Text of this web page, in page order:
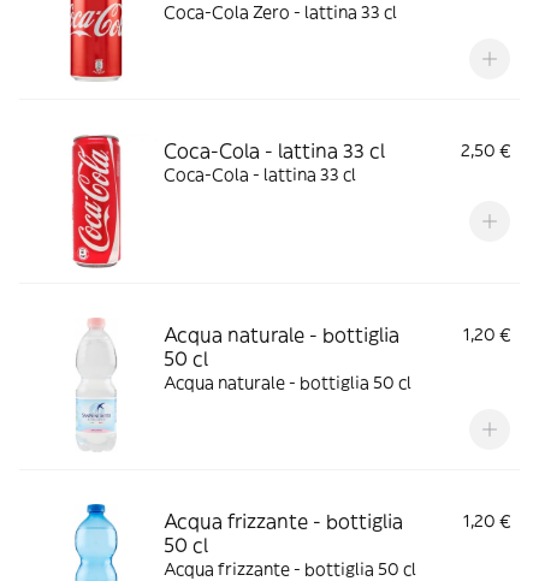
Coca-Cola Zero - lattina 33 cl
Coca-Cola - lattina 33 cl
2,50 €
Coca-Cola - lattina 33 cl
Acqua naturale - bottiglia
50 cl
1,20 €
Acqua naturale - bottiglia 50 cl
Acqua frizzante - bottiglia
50 cl
1,20 €
Acqua frizzante - bottiglia 50 cl